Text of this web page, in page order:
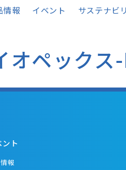
情報 イベント サステナビ
ペックス
ント
報